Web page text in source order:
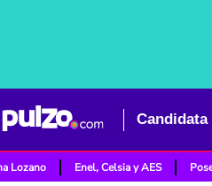
Lozano Enel, Celsia y AES